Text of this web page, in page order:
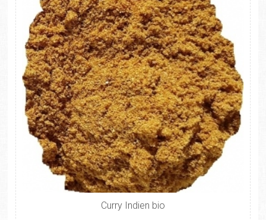
Curry Indien bio